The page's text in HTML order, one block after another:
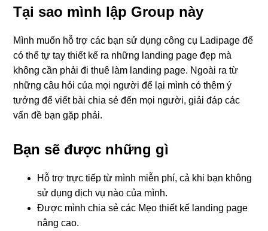
Tại sao mình lập Group này
Mình muốn hỗ trợ các bạn sử dụng công cụ Ladipage để
có thể tự tay thiết kế ra những landing page đẹp mà
không cần phải đi thuê làm landing page. Ngoài ra từ
những câu hỏi của mọi người để lại mình có thêm ý
tưởng để viết bài chia sẻ đến mọi người, giải đáp các
vấn đề bạn gặp phải.
Bạn sẽ được những gì
Hỗ trợ trực tiếp từ mình miễn phí, cả khi bạn không
sử dụng dịch vụ nào của mình.
Được mình chia sẻ các Mẹo thiết kế landing page
nâng cao.